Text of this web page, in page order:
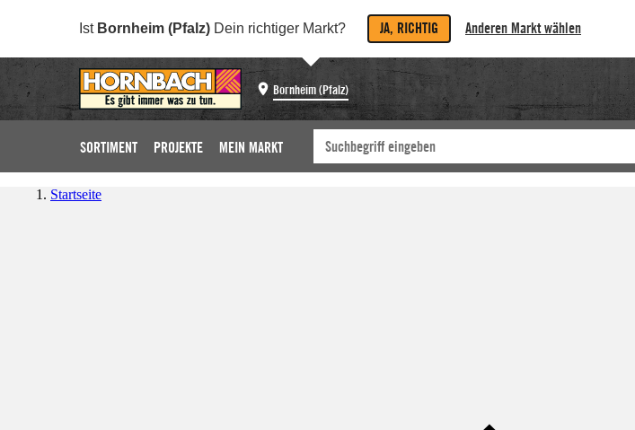
Ist Bornheim (Pfalz) Dein richtiger Markt? JA, RICHTIG Anderen Markt wählen
Bornheim (Pfalz)
SORTIMENT PROJEKTE MEIN MARKT
Startseite